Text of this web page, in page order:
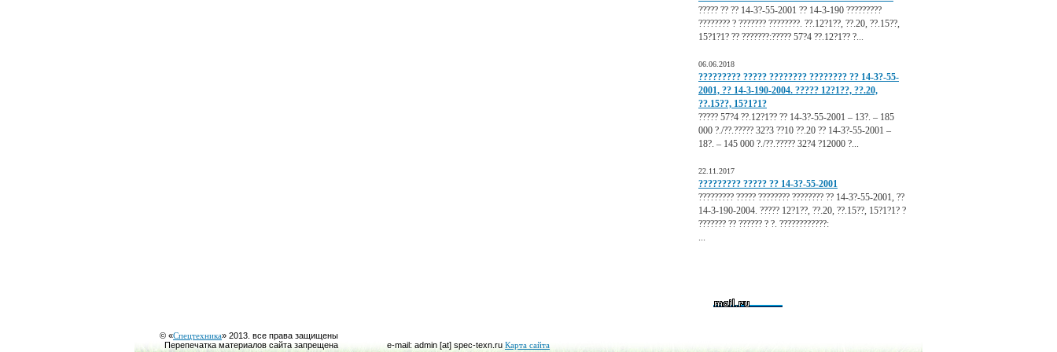
????? ?? ?? 14-3?-55-2001 ?? 14-3-190 ?????????
???????? ? ??????? ????????. ??.12?1??, ??.20, ??.15??,
15?1?1? ?? ???????:????? 57?4 ??.12?1?? ?...
06.06.2018
????????? ????? ???????? ???????? ?? 14-3?-55-
2001, ?? 14-3-190-2004. ????? 12?1??, ??.20,
??.15??, 15?1?1?
????? 57?4 ??.12?1?? ?? 14-3?-55-2001 – 13?. – 185
000 ?./??.????? 32?3 ??10 ??.20 ?? 14-3?-55-2001 –
18?. – 145 000 ?./??.????? 32?4 ?12000 ?...
22.11.2017
????????? ????? ?? 14-3?-55-2001
????????? ????? ???????? ???????? ?? 14-3?-55-2001, ??
14-3-190-2004. ????? 12?1??, ??.20, ??.15??, 15?1?1? ?
??????? ?? ?????? ? ?. ????????????:
...
© «Спецтехника» 2013. все права защищены
Перепечатка материалов сайта запрещена
e-mail: admin [at] spec-texn.ru Карта сайта